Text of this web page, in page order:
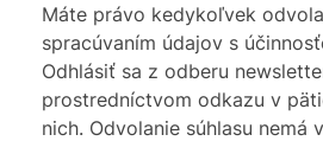
Máte právo kedykoľvek
spracúvaním údajov s
Odhlásiť sa z odberu
prostredníctvom odkazu v
nich. Odvolanie súhlasu nemá